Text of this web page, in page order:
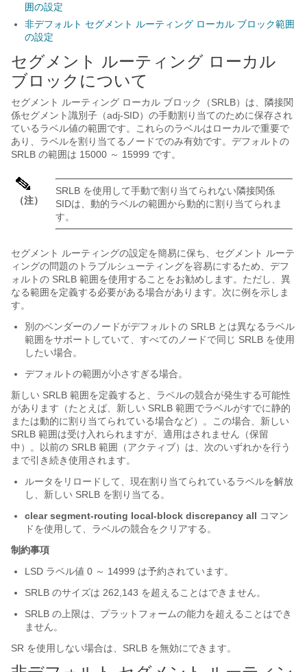
囲の設定
非デフォルト セグメント ルーティング ローカル ブロック範囲
の設定
セグメント ルーティング ローカル
ブロックについて
セグメント ルーティング ローカル ブロック（SRLB）は、隣接関
係セグメント識別子（adj-SID）の手動割り当てのために保存され
ているラベル値の範囲です。これらのラベルはローカルで重要で
あり、ラベルを割り当てるノードでのみ有効です。デフォルトの
SRLB の範囲は 15000 ～ 15999 です。
（注）
SRLB を使用して手動で割り当てられない隣接関係
SIDは、動的ラベルの範囲から動的に割り当てられま
す。
セグメント ルーティングの設定を簡易に保ち、セグメント ルーテ
ィングの問題のトラブルシューティングを容易にするため、デフ
ォルトの SRLB 範囲を使用することをお勧めします。ただし、異
なる範囲を定義する必要がある場合があります。次に例を示しま
す。
別のベンダーのノードがデフォルトの SRLB とは異なるラベル
範囲をサポートしていて、すべてのノードで同じ SRLB を使用
したい場合。
デフォルトの範囲が小さすぎる場合。
新しい SRLB 範囲を定義すると、ラベルの競合が発生する可能性
があります（たとえば、新しい SRLB 範囲でラベルがすでに静的
または動的に割り当てられている場合など）。この場合、新しい
SRLB 範囲は受け入れられますが、適用はされません（保留
中）。以前の SRLB 範囲（アクティブ）は、次のいずれかを行う
まで引き続き使用されます。
ルータをリロードして、現在割り当てられているラベルを解放
し、新しい SRLB を割り当てる。
clear segment-routing local-block discrepancy all コマン
ドを使用して、ラベルの競合をクリアする。
制約事項
LSD ラベル値 0 ～ 14999 は予約されています。
SRLB のサイズは 262,143 を超えることはできません。
SRLB の上限は、プラットフォームの能力を超えることはでき
ません。
SR を使用しない場合は、SRLB を無効にできます。